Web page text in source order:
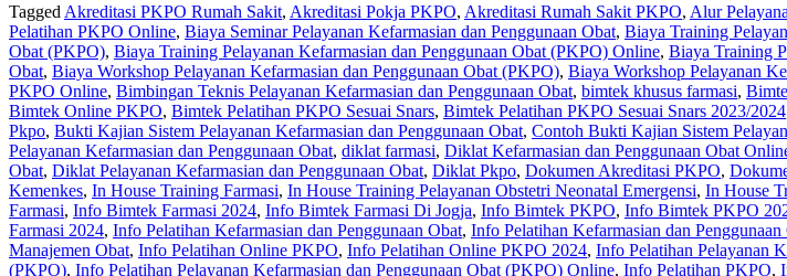
Tagged Akreditasi PKPO Rumah Sakit, Akreditasi Pokja PKPO, Akreditasi Rumah Sakit PKPO, Alur
Pelatihan PKPO Online, Biaya Seminar Pelayanan Kefarmasian dan Penggunaan Obat, Biaya Training
Obat (PKPO), Biaya Training Pelayanan Kefarmasian dan Penggunaan Obat (PKPO) Online, Biaya Training
Obat, Biaya Workshop Pelayanan Kefarmasian dan Penggunaan Obat (PKPO), Biaya Workshop Pelayanan
PKPO Online, Bimbingan Teknis Pelayanan Kefarmasian dan Penggunaan Obat, bimtek khusus farmasi,
Bimtek Online PKPO, Bimtek Pelatihan PKPO Sesuai Snars, Bimtek Pelatihan PKPO Sesuai Snars 2023/2024
Pkpo, Bukti Kajian Sistem Pelayanan Kefarmasian dan Penggunaan Obat, Contoh Bukti Kajian Sistem
Pelayanan Kefarmasian dan Penggunaan Obat, diklat farmasi, Diklat Kefarmasian dan Penggunaan Obat
Obat, Diklat Pelayanan Kefarmasian dan Penggunaan Obat, Diklat Pkpo, Dokumen Akreditasi PKPO,
Kemenkes, In House Training Farmasi, In House Training Pelayanan Obstetri Neonatal Emergensi, In House
Farmasi, Info Bimtek Farmasi 2024, Info Bimtek Farmasi Di Jogja, Info Bimtek PKPO, Info Bimtek PKPO
Farmasi 2024, Info Pelatihan Kefarmasian dan Penggunaan Obat, Info Pelatihan Kefarmasian dan
Manajemen Obat, Info Pelatihan Online PKPO, Info Pelatihan Online PKPO 2024, Info Pelatihan Pelayanan
(PKPO), Info Pelatihan Pelayanan Kefarmasian dan Penggunaan Obat (PKPO) Online, Info Pelatihan PKPO,